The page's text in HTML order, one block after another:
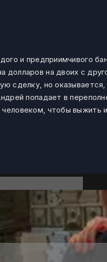
и предприимчивого
на двоих с
сделку, но
попадает в
чтобы выжить